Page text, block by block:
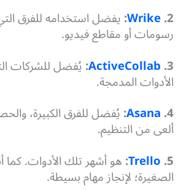
2.
Wrike
:يفضل استخدامه للفرق
رسومات أو مقاطع فيديو.
3.
ActiveCollab
:يُفضل للشركات
الأدوات المدمجة.
4.
Asana
:يُفضل للفرق الكبيرة،
ألعى من التنظيم.
5.
Trello
:هو أشهر تلك الأدوات. كما
الصغيرة؛ لإنجاز مهام بسيطة.